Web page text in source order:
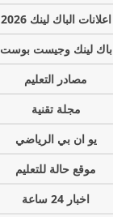
اعلانات الباك لينك 2026
باك لينك وجيست بوست
مصادر التعليم
مجلة تقنية
يو ان بي الرياضي
موقع حالة للتعليم
اخبار 24 ساعة